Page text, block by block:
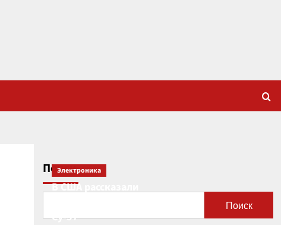
Поиск
Поиск
Электроника
В США рассказали
Су-57